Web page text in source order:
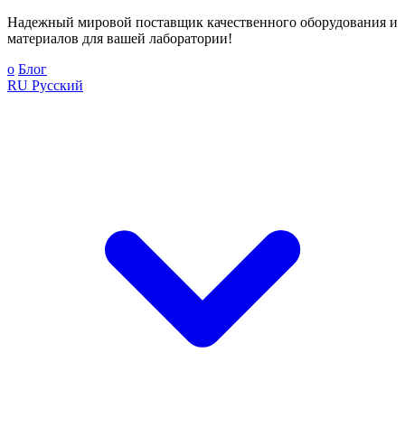
Надежный мировой поставщик качественного оборудования и
материалов для вашей лаборатории!
о Блог
RU Русский